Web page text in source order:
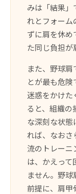
みは「結果」
れとフォーム
ずに肩を休め
た同じ負担が
また、野球
とが最も危
迷惑をかけた
ると、組織の
な深刻な状
れば、なおさ
流のトレーニ
は、かえっ
ません。野
前提に、肩甲